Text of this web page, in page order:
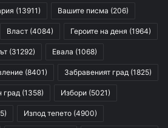
(13911) Вашите писма (206)
Власт (4084) Героите на деня (1964)
(31292) Евала (1068)
(8401) Забравеният град (1825)
град (1358) Избори (5021)
Изпод тепето (4900)